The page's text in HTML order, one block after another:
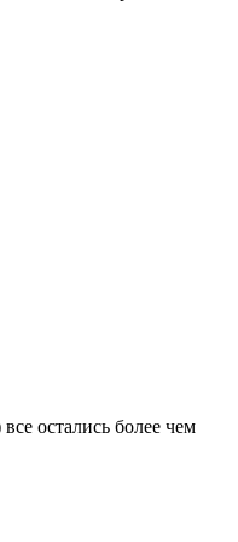
остались более чем